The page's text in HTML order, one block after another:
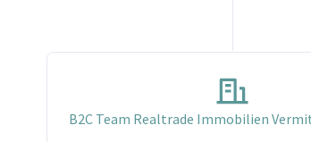
B2C Team Realtrade Immobilien